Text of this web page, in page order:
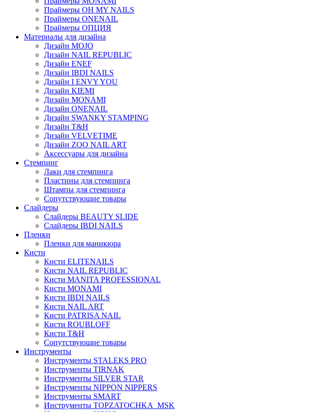
Праймеры OH MY NAILS
Праймеры ONENAIL
Праймеры ОПЦИЯ
Материалы для дизайна
Дизайн MOJO
Дизайн NAIL REPUBLIC
Дизайн ENEF
Дизайн IBDI NAILS
Дизайн I ENVY YOU
Дизайн KIEMI
Дизайн MONAMI
Дизайн ONENAIL
Дизайн SWANKY STAMPING
Дизайн T&H
Дизайн VELVETIME
Дизайн ZOO NAIL ART
Аксессуары для дизайна
Стемпинг
Лаки для стемпинга
Пластины для стемпинга
Штампы для стемпинга
Сопутствующие товары
Слайдеры
Слайдеры BEAUTY SLIDE
Слайдеры IBDI NAILS
Пленки
Пленки для маникюра
Кисти
Кисти ELITENAILS
Кисти NAIL REPUBLIC
Кисти MANITA PROFESSIONAL
Кисти MONAMI
Кисти IBDI NAILS
Кисти NAIL ART
Кисти PATRISA NAIL
Кисти ROUBLOFF
Кисти T&H
Сопутствующие товары
Инструменты
Инструменты STALEKS PRO
Инструменты TIRNAK
Инструменты SILVER STAR
Инструменты NIPPON NIPPERS
Инструменты SMART
Инструменты TOPZATOCHKA_MSK